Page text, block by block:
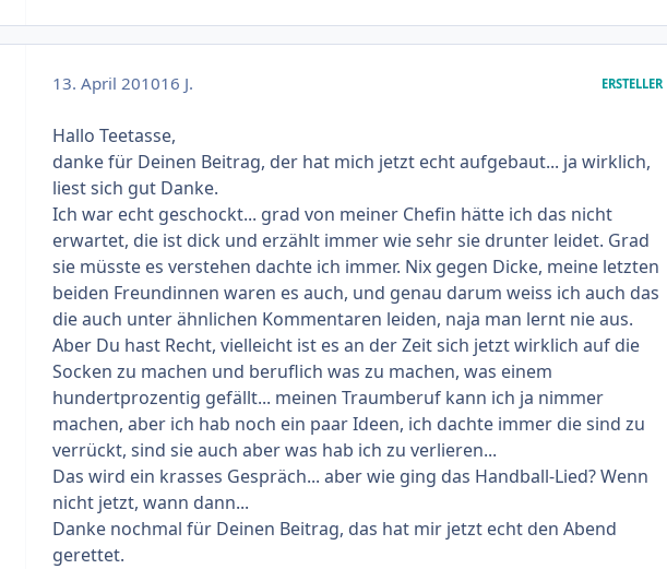
13. April 201016 J. ERSTELLER
Hallo Teetasse,
danke für Deinen Beitrag, der hat mich jetzt echt aufgebaut... ja wirklich,
liest sich gut Danke.
Ich war echt geschockt... grad von meiner Chefin hätte ich das nicht
erwartet, die ist dick und erzählt immer wie sehr sie drunter leidet. Grad
sie müsste es verstehen dachte ich immer. Nix gegen Dicke, meine letzten
beiden Freundinnen waren es auch, und genau darum weiss ich auch das
die auch unter ähnlichen Kommentaren leiden, naja man lernt nie aus.
Aber Du hast Recht, vielleicht ist es an der Zeit sich jetzt wirklich auf die
Socken zu machen und beruflich was zu machen, was einem
hundertprozentig gefällt... meinen Traumberuf kann ich ja nimmer
machen, aber ich hab noch ein paar Ideen, ich dachte immer die sind zu
verrückt, sind sie auch aber was hab ich zu verlieren...
Das wird ein krasses Gespräch... aber wie ging das Handball-Lied? Wenn
nicht jetzt, wann dann...
Danke nochmal für Deinen Beitrag, das hat mir jetzt echt den Abend
gerettet.